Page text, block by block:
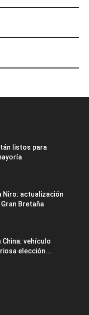
listos para
Niro: actualización
Bretaña
China: vehículo
elección...